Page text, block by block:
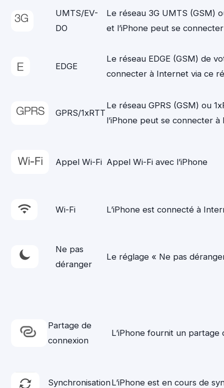
UMTS/EV-
DO
Le réseau 3G UMTS (GSM)
et l’iPhone peut se
EDGE
Le réseau EDGE (GSM) de
connecter à Internet via ce
GPRS/1xRTT
Le réseau GPRS (GSM) ou
l’iPhone peut se connecter
Appel Wi-Fi Appel Wi-Fi avec l’iPhone
Wi-Fi L’iPhone est connecté à
Ne pas
déranger
Le réglage « Ne pas
Partage de
connexion
L’iPhone fournit un
SynchronisationL’iPhone est en cours de